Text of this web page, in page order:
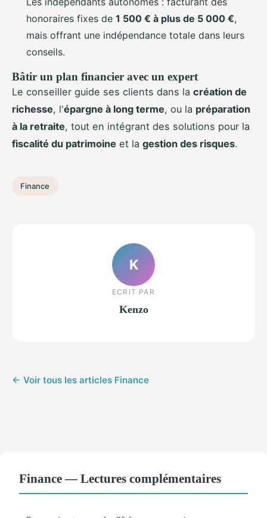
honoraires fixes de 1 500 € à plus de 5 000 €,
mais offrant une indépendance totale dans leurs
conseils.
Bâtir un plan financier avec un expert
Le conseiller guide ses clients dans la création de
richesse, l'épargne à long terme, ou la préparation
à la retraite, tout en intégrant des solutions pour la
fiscalité du patrimoine et la gestion des risques.
Finance
K
ECRIT PAR
Kenzo
← Voir tous les articles Finance
Finance — Lectures complémentaires